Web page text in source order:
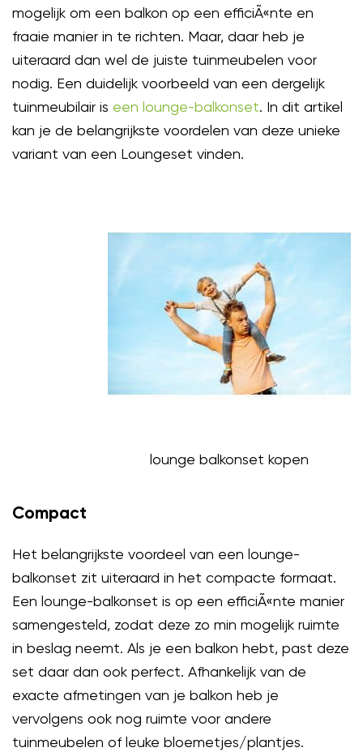
mogelijk om een balkon op een efficiÃ«nte en
fraaie manier in te richten. Maar, daar heb je
uiteraard dan wel de juiste tuinmeubelen voor
nodig. Een duidelijk voorbeeld van een dergelijk
tuinmeubilair is een lounge-balkonset. In dit artikel
kan je de belangrijkste voordelen van deze unieke
variant van een Loungeset vinden.
lounge balkonset kopen
Compact
Het belangrijkste voordeel van een lounge-
balkonset zit uiteraard in het compacte formaat.
Een lounge-balkonset is op een efficiÃ«nte manier
samengesteld, zodat deze zo min mogelijk ruimte
in beslag neemt. Als je een balkon hebt, past deze
set daar dan ook perfect. Afhankelijk van de
exacte afmetingen van je balkon heb je
vervolgens ook nog ruimte voor andere
tuinmeubelen of leuke bloemetjes/plantjes.